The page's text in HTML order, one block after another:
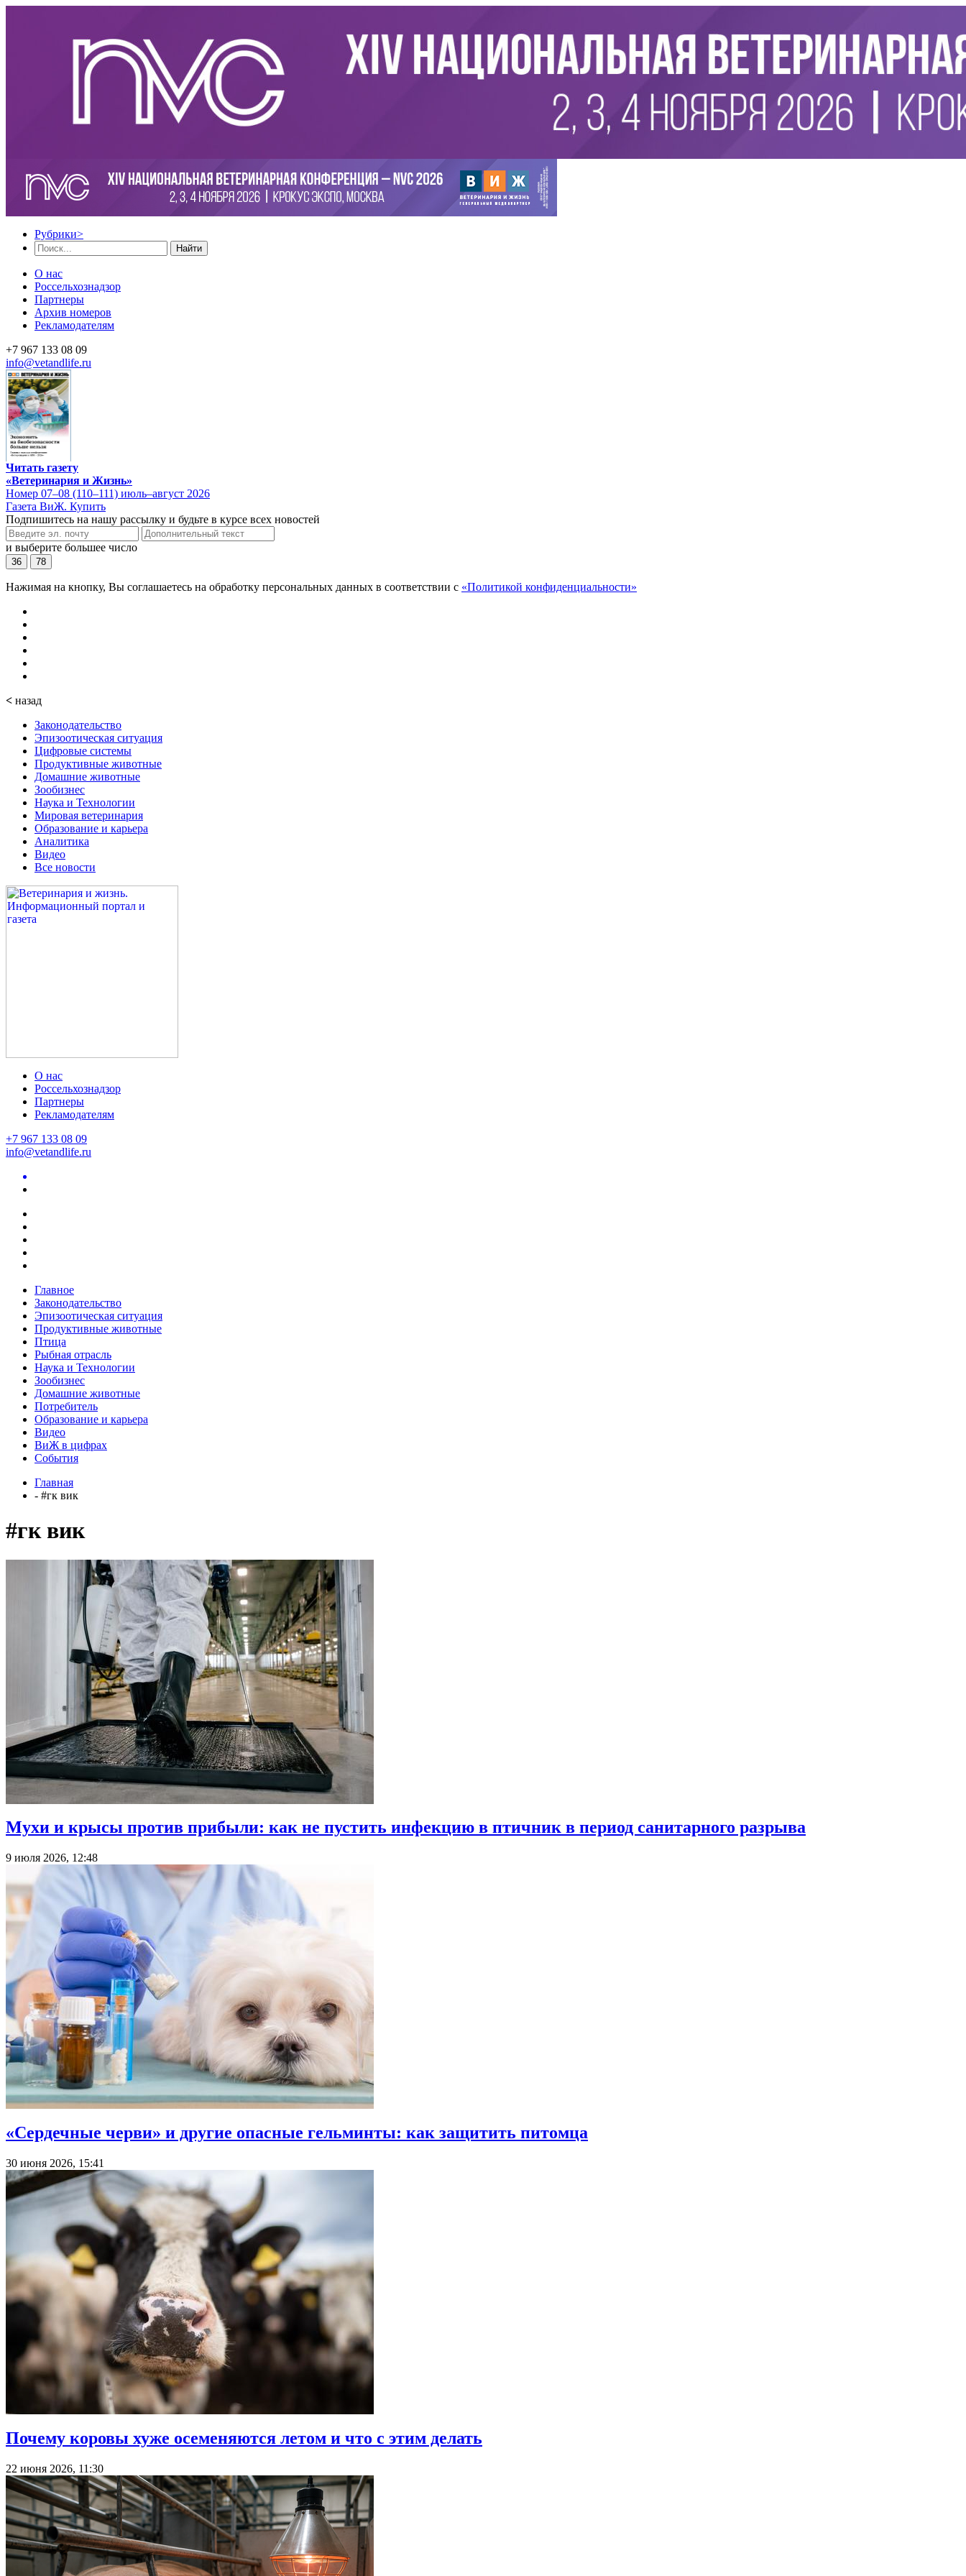
Рубрики>
Найти
О нас
Россельхознадзор
Партнеры
Архив номеров
Рекламодателям
+7 967 133 08 09
info@vetandlife.ru
Читать газету
«Ветеринария и Жизнь»
Номер 07–08 (110–111) июль–август 2026
Газета ВиЖ. Купить
Подпишитесь на нашу рассылку и будьте в курсе всех новостей
и выберите большее число
36 78
Нажимая на кнопку, Вы соглашаетесь на обработку персональных данных в соответствии с «Политикой конфиденциальности»
< назад
Законодательство
Эпизоотическая ситуация
Цифровые системы
Продуктивные животные
Домашние животные
Зообизнес
Наука и Технологии
Мировая ветеринария
Образование и карьера
Аналитика
Видео
Все новости
О нас
Россельхознадзор
Партнеры
Рекламодателям
+7 967 133 08 09
info@vetandlife.ru
Главное
Законодательство
Эпизоотическая ситуация
Продуктивные животные
Птица
Рыбная отрасль
Наука и Технологии
Зообизнес
Домашние животные
Потребитель
Образование и карьера
Видео
ВиЖ в цифрах
События
Главная
- #гк вик
#гк вик
Мухи и крысы против прибыли: как не пустить инфекцию в птичник в период санитарного разрыва
9 июля 2026, 12:48
«Сердечные черви» и другие опасные гельминты: как защитить питомца
30 июня 2026, 15:41
Почему коровы хуже осеменяются летом и что с этим делать
22 июня 2026, 11:30